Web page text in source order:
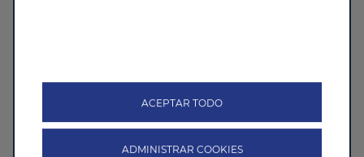
ADMINISTRAR COOKIES
ACEPTAR TODO